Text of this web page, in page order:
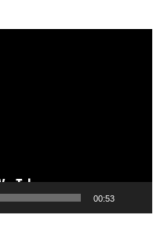
00:53